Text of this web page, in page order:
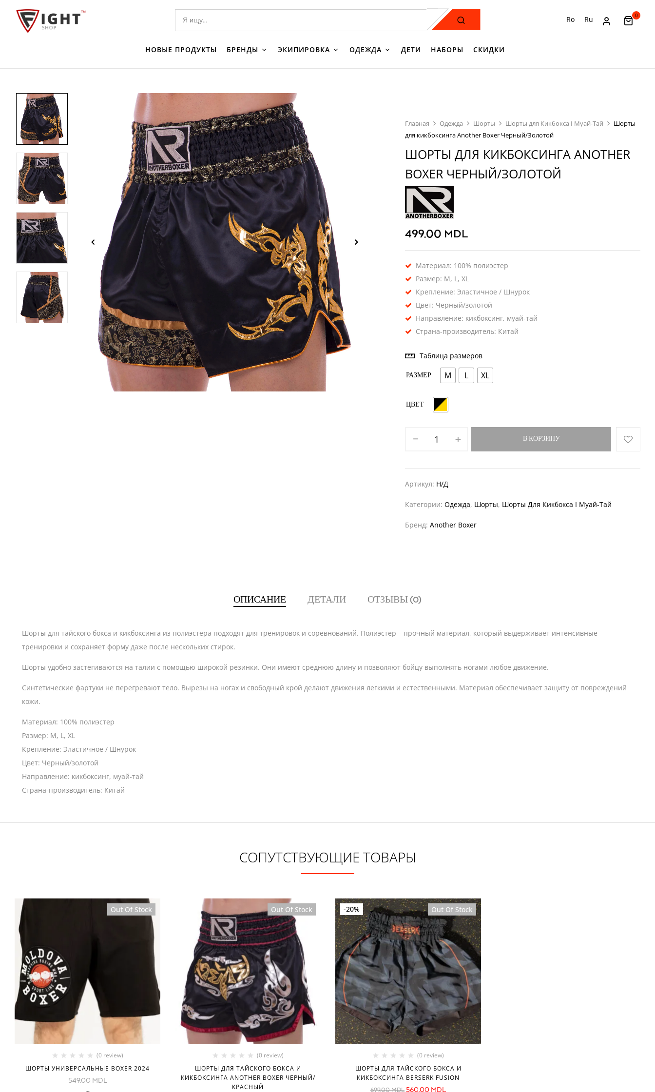
Ro Ru 0
НОВЫЕ ПРОДУКТЫ БРЕНДЫ ЭКИПИРОВКА ОДЕЖДА ДЕТИ НАБОРЫ СКИДКИ
Главная Одежда Шорты Шорты для Кикбокса I Муай-Тай
Шорты
для кикбоксинга Another Boxer Черный/Золотой
ШОРТЫ ДЛЯ КИКБОКСИНГА ANOTHER
BOXER ЧЕРНЫЙ/ЗОЛОТОЙ
499.00 MDL
Материал: 100% полиэстер
Размер: M, L, XL
Крепление: Эластичное / Шнурок
Цвет: Черный/золотой
Направление: кикбоксинг, муай-тай
Страна-производитель: Китай
Таблица размеров
РАЗМЕР M L XL
ЦВЕТ
В КОРЗИНУ
Артикул: Н/Д
Категории:Одежда, Шорты, Шорты Для Кикбокса I Муай-Тай
Бренд:Another Boxer
ОПИСАНИЕ ДЕТАЛИ ОТЗЫВЫ (0)
Шорты для тайского бокса и кикбоксинга из полиэстера подходят для тренировок и соревнований. Полиэстер – прочный материал, который выдерживает интенсивные
тренировки и сохраняет форму даже после нескольких стирок.
Шорты удобно застегиваются на талии с помощью широкой резинки. Они имеют среднюю длину и позволяют бойцу выполнять ногами любое движение.
Синтетические фартуки не перегревают тело. Вырезы на ногах и свободный крой делают движения легкими и естественными. Материал обеспечивает защиту от повреждений
кожи.
Материал: 100% полиэстер
Размер: M, L, XL
Крепление: Эластичное / Шнурок
Цвет: Черный/золотой
Направление: кикбоксинг, муай-тай
Страна-производитель: Китай
СОПУТСТВУЮЩИЕ ТОВАРЫ
Out Of Stock
(0 review)
ШОРТЫ УНИВЕРСАЛЬНЫЕ BOXER 2024
549.00 MDL
Out Of Stock
(0 review)
ШОРТЫ ДЛЯ ТАЙСКОГО БОКСА И
КИКБОКСИНГА ANOTHER BOXER ЧЕРНЫЙ/
КРАСНЫЙ
Sale
-20% Out Of Stock
(0 review)
ШОРТЫ ДЛЯ ТАЙСКОГО БОКСА И
КИКБОКСИНГА BERSERK FUSION
699.00MDL 560.00 MDL